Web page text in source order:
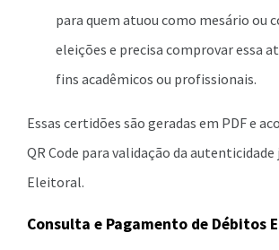
para quem atuou como mesário ou
eleições e precisa comprovar essa
fins acadêmicos ou profissionais.
Essas certidões são geradas em PDF e
QR Code para validação da
Eleitoral.
Consulta e Pagamento de Débitos